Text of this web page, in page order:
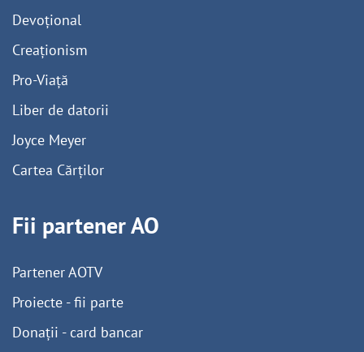
Devoțional
Creaționism
Pro-Viață
Liber de datorii
Joyce Meyer
Cartea Cărților
Fii partener AO
Partener AOTV
Proiecte - fii parte
Donații - card bancar